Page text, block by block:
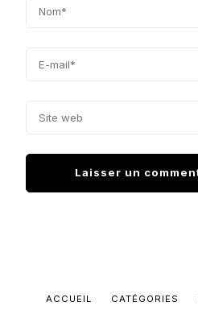
ACCUEIL CATÉGORIES